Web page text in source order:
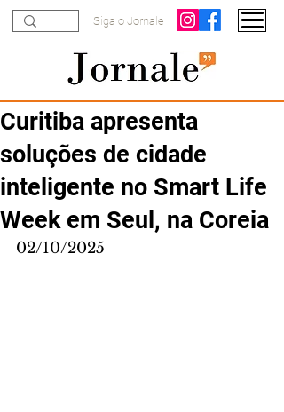
Siga o Jornale
Curitiba apresenta
soluções de cidade
inteligente no Smart Life
Week em Seul, na Coreia
02/10/2025